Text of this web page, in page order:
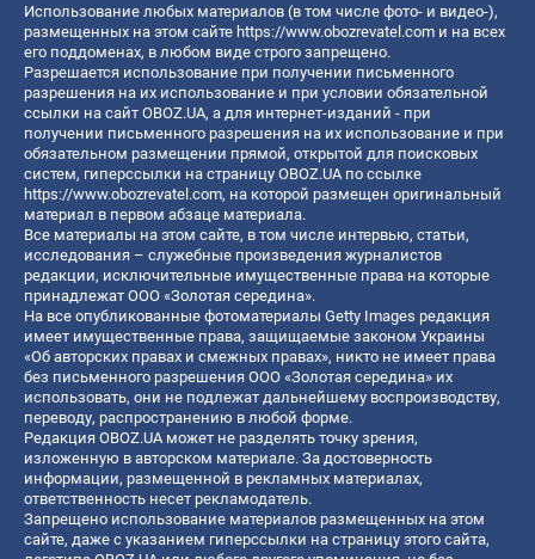
Использование любых материалов (в том числе фото- и видео-),
размещенных на этом сайте https://www.obozrevatel.com и на всех
его поддоменах, в любом виде строго запрещено.
Разрешается использование при получении письменного
разрешения на их использование и при условии обязательной
ссылки на сайт OBOZ.UA, а для интернет-изданий - при
получении письменного разрешения на их использование и при
обязательном размещении прямой, открытой для поисковых
систем, гиперссылки на страницу OBOZ.UA по ссылке
https://www.obozrevatel.com, на которой размещен оригинальный
материал в первом абзаце материала.
Все материалы на этом сайте, в том числе интервью, статьи,
исследования – служебные произведения журналистов
редакции, исключительные имущественные права на которые
принадлежат ООО «Золотая середина».
На все опубликованные фотоматериалы Getty Images редакция
имеет имущественные права, защищаемые законом Украины
«Об авторских правах и смежных правах», никто не имеет права
без письменного разрешения ООО «Золотая середина» их
использовать, они не подлежат дальнейшему воспроизводству,
переводу, распространению в любой форме.
Редакция OBOZ.UA может не разделять точку зрения,
изложенную в авторском материале. За достоверность
информации, размещенной в рекламных материалах,
ответственность несет рекламодатель.
Запрещено использование материалов размещенных на этом
сайте, даже с указанием гиперссылки на страницу этого сайта,